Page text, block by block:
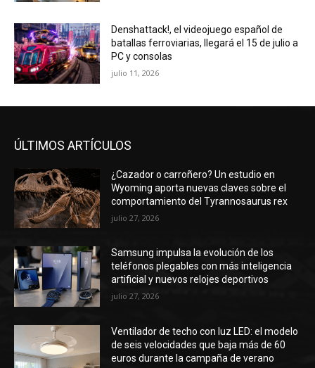
Denshattack!, el videojuego español de
batallas ferroviarias, llegará el 15 de julio a
PC y consolas
julio 11, 2026
ÚLTIMOS ARTÍCULOS
¿Cazador o carroñero? Un estudio en
Wyoming aporta nuevas claves sobre el
comportamiento del Tyrannosaurus rex
julio 27, 2026
Samsung impulsa la evolución de los
teléfonos plegables con más inteligencia
artificial y nuevos relojes deportivos
julio 27, 2026
Ventilador de techo con luz LED: el modelo
de seis velocidades que baja más de 60
euros durante la campaña de verano